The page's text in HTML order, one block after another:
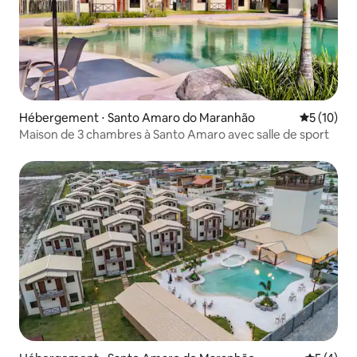
Hébergement ⋅ Santo Amaro do Maranhão
5 (10)
Maison de 3 chambres à Santo Amaro avec salle de sport